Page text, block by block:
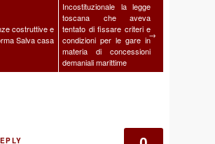
costruttive e
Salva casa
Incostituzionale la legge
toscana che aveva
tentato di fissare criteri e
condizioni per le gare in
materia di concessioni
demaniali marittime
→